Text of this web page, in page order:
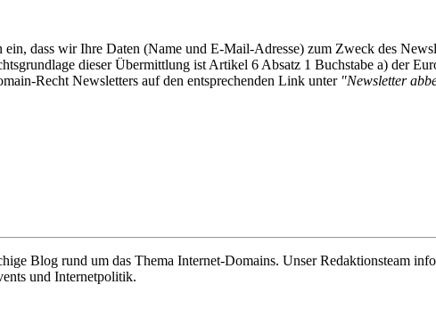
dass wir Ihre Daten (Name und E-Mail-Adresse) zum Zweck des
dieser Übermittlung ist Artikel 6 Absatz 1 Buchstabe a) der
Recht Newsletters auf den entsprechenden Link unter "Newsletter
Blog rund um das Thema Internet-Domains. Unser Redaktionsteam
und Internetpolitik.